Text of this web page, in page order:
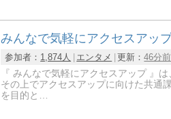
みんなで気軽にアクセスアッ
参加者： 1,874人 エンタメ 更新：46分前
『 みんなで気軽にアクセスアップ 』
その上でアクセスアップに向けた共通
を目的と…